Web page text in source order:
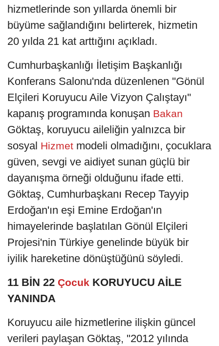
hizmetlerinde son yıllarda önemli bir
büyüme sağlandığını belirterek, hizmetin
20 yılda 21 kat arttığını açıkladı.
Cumhurbaşkanlığı İletişim Başkanlığı
Konferans Salonu'nda düzenlenen "Gönül
Elçileri Koruyucu Aile Vizyon Çalıştayı"
kapanış programında konuşan Bakan
Göktaş, koruyucu aileliğin yalnızca bir
sosyal Hizmet modeli olmadığını, çocuklara
güven, sevgi ve aidiyet sunan güçlü bir
dayanışma örneği olduğunu ifade etti.
Göktaş, Cumhurbaşkanı Recep Tayyip
Erdoğan'ın eşi Emine Erdoğan'ın
himayelerinde başlatılan Gönül Elçileri
Projesi'nin Türkiye genelinde büyük bir
iyilik hareketine dönüştüğünü söyledi.
11 BİN 22 Çocuk KORUYUCU AİLE
YANINDA
Koruyucu aile hizmetlerine ilişkin güncel
verileri paylaşan Göktaş, "2012 yılında